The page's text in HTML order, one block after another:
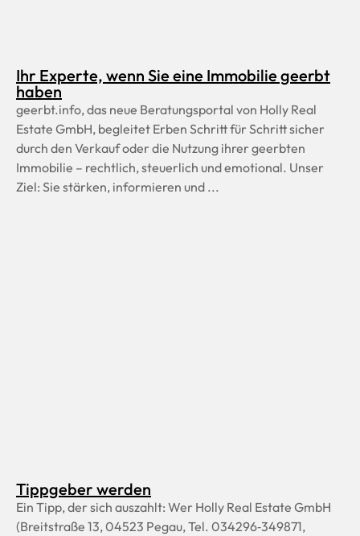
Ihr Experte, wenn Sie eine Immobilie geerbt
haben
geerbt.info, das neue Beratungsportal von Holly Real
Estate GmbH, begleitet Erben Schritt für Schritt sicher
durch den Verkauf oder die Nutzung ihrer geerbten
Immobilie – rechtlich, steuerlich und emotional. Unser
Ziel: Sie stärken, informieren und ...
Tippgeber werden
Ein Tipp, der sich auszahlt: Wer Holly Real Estate GmbH
(Breitstraße 13, 04523 Pegau, Tel. 034296‑349871,